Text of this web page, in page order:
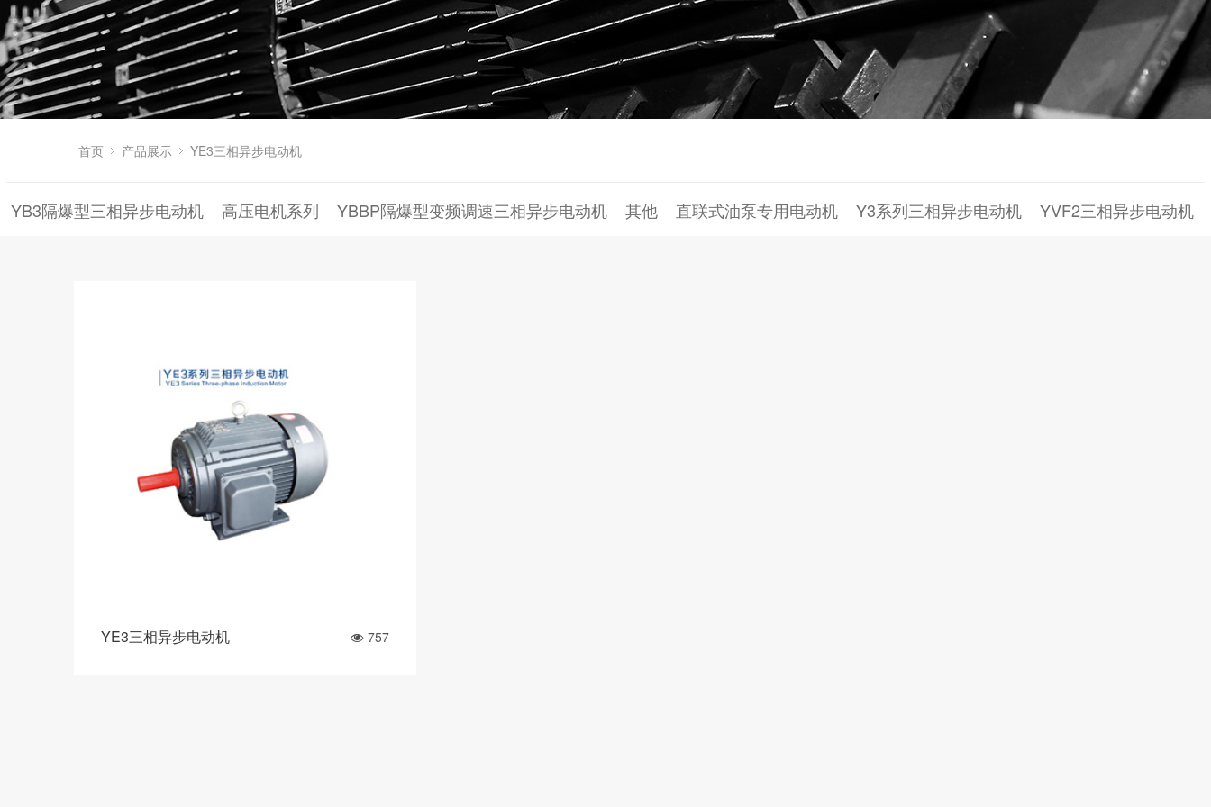
首页 产品展示 YE3三相异步电动机
YB3隔爆型三相异步电动机 高压电机系列 YBBP隔爆型变频调速三相异步电动机 其他 直联式油泵专用电动机 Y3系列三相异步电动机 YVF2三相异步电动机
YE3三相异步电动机 757